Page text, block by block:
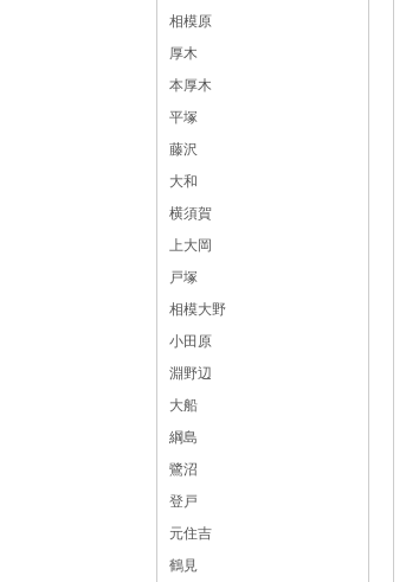
相模原
厚木
本厚木
平塚
藤沢
大和
横須賀
上大岡
戸塚
相模大野
小田原
淵野辺
大船
綱島
鷺沼
登戸
元住吉
鶴見